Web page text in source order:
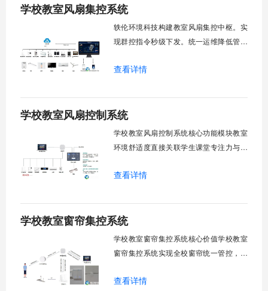
学校教室风扇集控系统
轶伦环境科技构建教室风扇集控中枢。实
现群控指令秒级下发。统一运维降低管理
巡检盲区。保障教学环境温湿度适宜。数
块清单：远程集中控制。智能定时调度。
环境自适应调节。能耗监测统计。故障预
查看详情
学校教室风扇控制系统
学校教室风扇控制系统核心功能模块教室
环境舒适度直接关联学生课堂专注力与学
领域，打造教室风扇控制系统，实现温度
分组联动、安全防护六大模块一体化运
行，为学校提供精细化风扇管理方案。
查看详情
学校教室窗帘集控系统
学校教室窗帘集控系统核心价值学校教室
窗帘集控系统实现全校窗帘统一管控，提
能化改造后，一键完成全校窗帘开合，节
查看详情